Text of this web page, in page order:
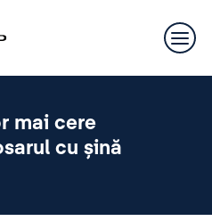
mai cere
cu șină